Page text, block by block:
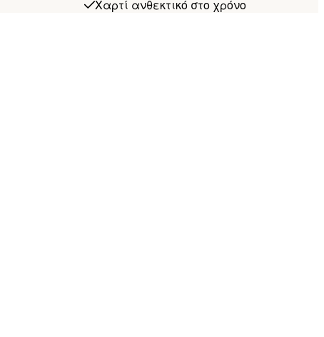
Χαρτί ανθεκτικό στο χρόνο